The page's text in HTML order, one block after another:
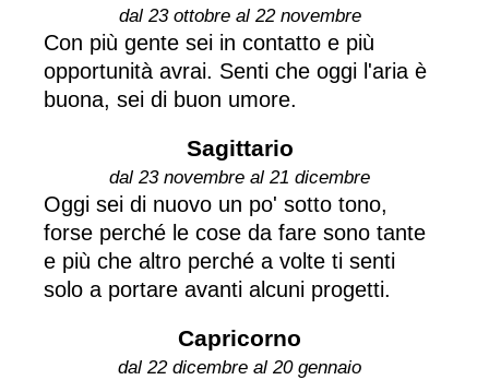
dal 23 ottobre al 22 novembre
Con più gente sei in contatto e più
opportunità avrai. Senti che oggi l'aria è
buona, sei di buon umore.
Sagittario
dal 23 novembre al 21 dicembre
Oggi sei di nuovo un po' sotto tono,
forse perché le cose da fare sono tante
e più che altro perché a volte ti senti
solo a portare avanti alcuni progetti.
Capricorno
dal 22 dicembre al 20 gennaio